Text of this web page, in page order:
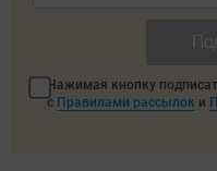
Нажимая кнопку
с Правилами рассылок и